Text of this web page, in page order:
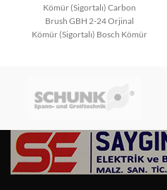
Kömür (Sigortalı) Carbon
Brush GBH 2-24 Orjinal
Kömür (Sigortalı) Bosch Kömür